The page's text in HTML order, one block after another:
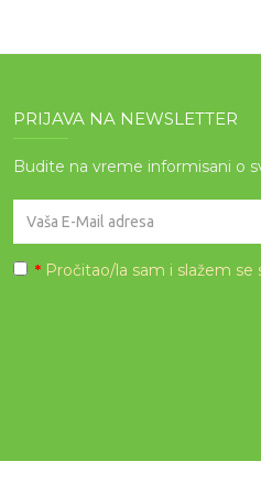
PRIJAVA NA NEWSLETTER
Budite na vreme informisani o
* Pročitao/la sam i slažem se